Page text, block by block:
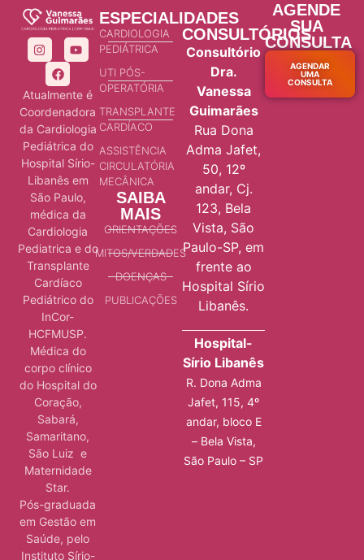
Atualmente é
Coordenadora
da Cardiologia
Pediátrica do
Hospital Sírio-
Libanês em
São Paulo,
médica da
Cardiologia
Pediatrica e do
Transplante
Cardíaco
Pediátrico do
InCor-
HCFMUSP.
Médica do
corpo clínico
do Hospital do
Coração,
Sabará,
Samaritano,
São Luiz e
Maternidade
Star.
Pós-graduada
em Gestão em
Saúde, pelo
Instituto Sírio-
ESPECIALIDADES
CARDIOLOGIA
PEDIÁTRICA
UTI PÓS-
OPERATÓRIA
TRANSPLANTE
CARDÍACO
ASSISTÊNCIA
CIRCULATÓRIA
MECÂNICA
SAIBA
MAIS
ORIENTAÇÕES
MITOS/VERDADES
DOENÇAS
PUBLICAÇÕES
CONSULTÓRIOS
Consultório
Dra.
Vanessa
Guimarães
Rua Dona
Adma Jafet,
50, 12º
andar, Cj.
123, Bela
Vista, São
Paulo-SP, em
frente ao
Hospital Sírio
Libanês.
Hospital-
Sírio Libanês
R. Dona Adma
Jafet, 115, 4º
andar, bloco E
– Bela Vista,
São Paulo – SP
AGENDE
SUA
CONSULTA
AGENDAR
UMA
CONSULTA